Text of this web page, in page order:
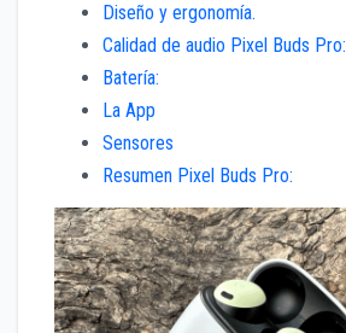
Diseño y ergonomía.
Calidad de audio Pixel Buds Pro:
Batería:
La App
Sensores
Resumen Pixel Buds Pro: